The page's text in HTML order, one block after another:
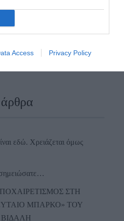
Access Privacy Policy
εδώ. Χρειάζεται όμως
ΣΤΗ
ΜΠΑΡΚΟ» ΤΟΥ